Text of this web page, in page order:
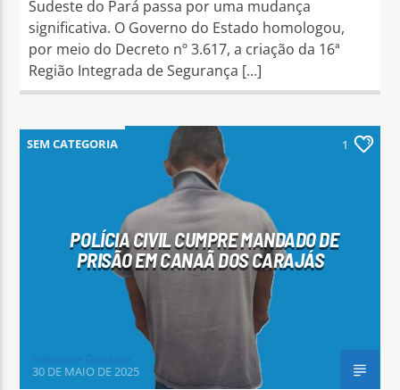
Sudeste do Pará passa por uma mudança
significativa. O Governo do Estado homologou,
por meio do Decreto nº 3.617, a criação da 16ª
Região Integrada de Segurança […]
SEM CATEGORIA 1
POLÍCIA CIVIL CUMPRE MANDADO DE
PRISÃO EM CANAÃ DOS CARAJÁS
30 DE MAIO DE 2025